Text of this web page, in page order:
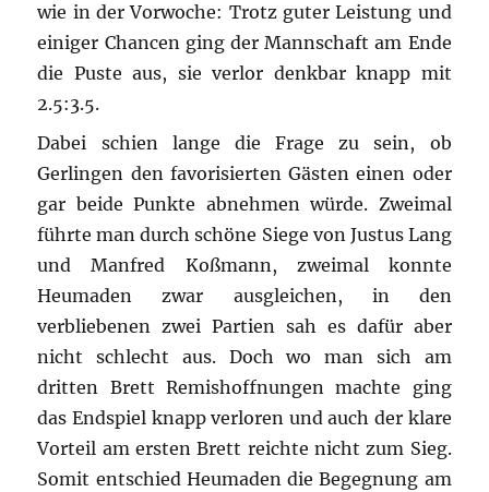
wie in der Vorwoche: Trotz guter Leistung und
einiger Chancen ging der Mannschaft am Ende
die Puste aus, sie verlor denkbar knapp mit
2.5:3.5.
Dabei schien lange die Frage zu sein, ob
Gerlingen den favorisierten Gästen einen oder
gar beide Punkte abnehmen würde. Zweimal
führte man durch schöne Siege von Justus Lang
und Manfred Koßmann, zweimal konnte
Heumaden zwar ausgleichen, in den
verbliebenen zwei Partien sah es dafür aber
nicht schlecht aus. Doch wo man sich am
dritten Brett Remishoffnungen machte ging
das Endspiel knapp verloren und auch der klare
Vorteil am ersten Brett reichte nicht zum Sieg.
Somit entschied Heumaden die Begegnung am